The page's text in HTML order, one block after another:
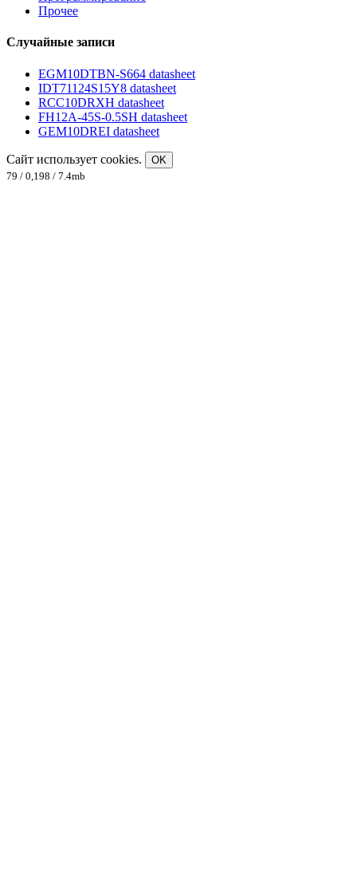
Прочее
Случайные записи
EGM10DTBN-S664 datasheet
IDT71124S15Y8 datasheet
RCC10DRXH datasheet
FH12A-45S-0.5SH datasheet
GEM10DREI datasheet
Сайт использует cookies.
OK
79 / 0,198 / 7.4mb